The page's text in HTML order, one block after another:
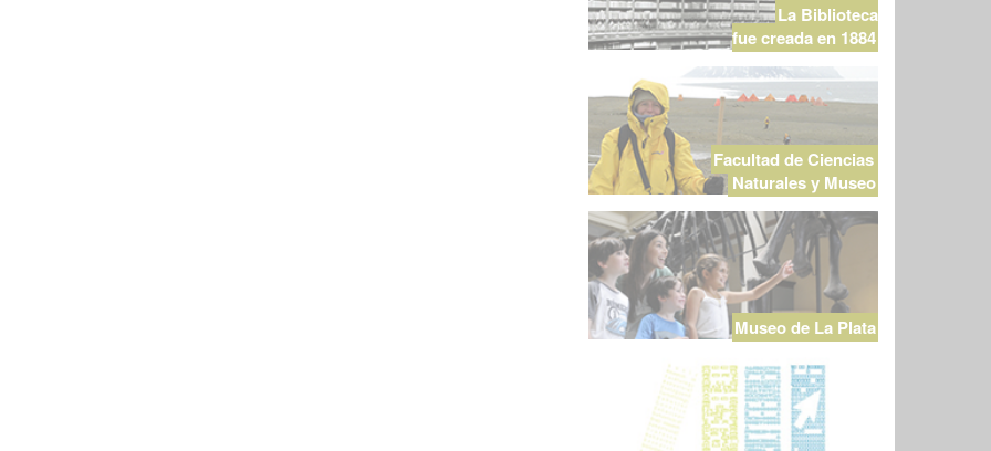
La Biblioteca
fue creada en 1884
Facultad de Ciencias
Naturales y Museo
Museo de La Plata